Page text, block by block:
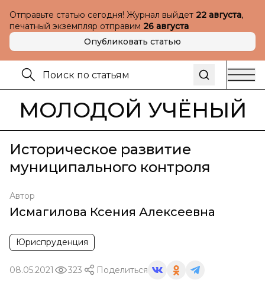
Отправьте статью сегодня! Журнал выйдет 22 августа,
печатный экземпляр отправим 26 августа
Опубликовать статью
МОЛОДОЙ УЧЁНЫЙ
Историческое развитие
муниципального контроля
Автор
Исмагилова Ксения Алексеевна
Юриспруденция
08.05.2021 323 Поделиться